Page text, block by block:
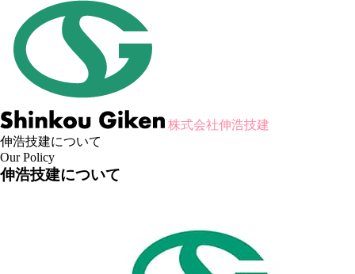
株式会社伸浩技建
伸浩技建について
Our Policy
伸浩技建について